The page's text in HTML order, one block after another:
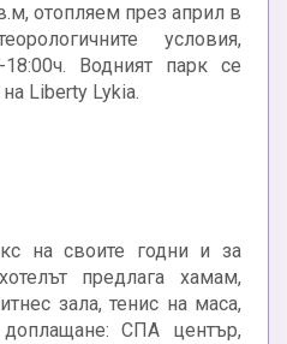
отопляем през април в
условия,
Водният парк се
Liberty Lykia.
на своите годни и за
предлага хамам,
зала, тенис на маса,
СПА център,